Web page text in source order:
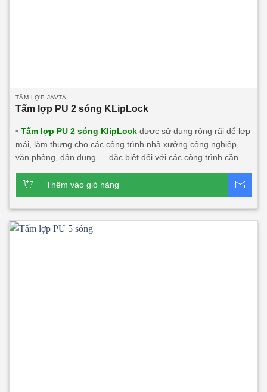
TẤM LỢP JAVTA
Tấm lợp PU 2 sóng KLipLock
•Tấm lợp PU 2 sóng KlipLockđược sử dụng rộng rãi để lợp
mái, làm thưng cho các công trình nhà xưởng công nghiệp,
văn phòng, dân dụng … đặc biệt đối với các công trình cần
âm, cách nhiệt lớn. Sản phẩm này rất phù hợp với các công
trình đối tác nước ngoài đầu tư tại Việt Nam và xuất khẩu. •
Để đáp ứng nhu cầu cần tấm dài vượt quá khả năng của vận
tải (lớn hơn 33m). Chúng tôi triển khai lắp đặt dây chuyền sản
xuất tấm lợp PU tại chân công trình, chiều dài tấm lên tới 65m
Thêm vào giỏ hàng